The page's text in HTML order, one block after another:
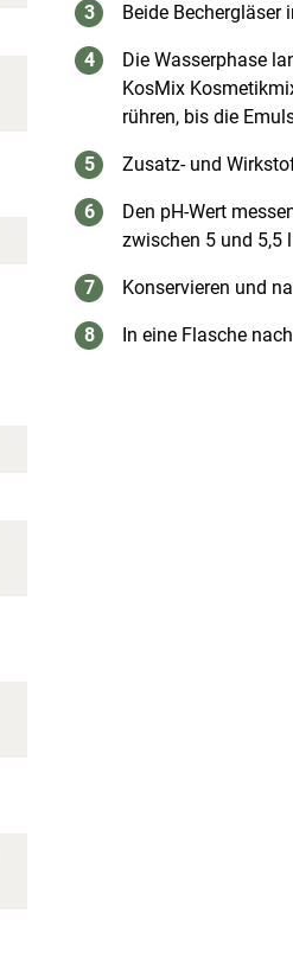
Beide Bechergläser
Die Wasserphase
KosMix
rühren, bis die
Zusatz- und
Den pH-Wert
zwischen 5 und 5,5
Konservieren und
In eine Flasche